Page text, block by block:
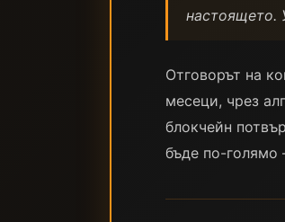
настоящето.
Отговорът на
месеци, чрез
блокчейн
бъде по-голямо